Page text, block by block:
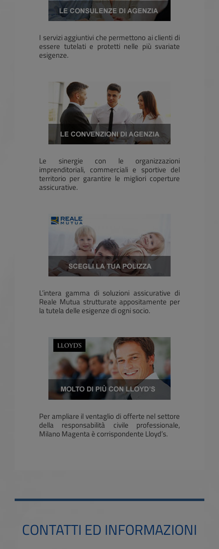
I servizi aggiuntivi che permettono ai clienti di
essere tutelati e protetti nelle più svariate
esigenze.
Le sinergie con le organizzazioni
imprenditoriali, commerciali e sportive del
territorio per garantire le migliori coperture
assicurative.
L’intera gamma di soluzioni assicurative di
Reale Mutua strutturate appositamente per
la tutela delle esigenze di ogni socio.
Per ampliare il ventaglio di offerte nel settore
della responsabilità civile professionale,
Milano Magenta è corrispondente Lloyd’s.
CONTATTI ED INFORMAZIONI